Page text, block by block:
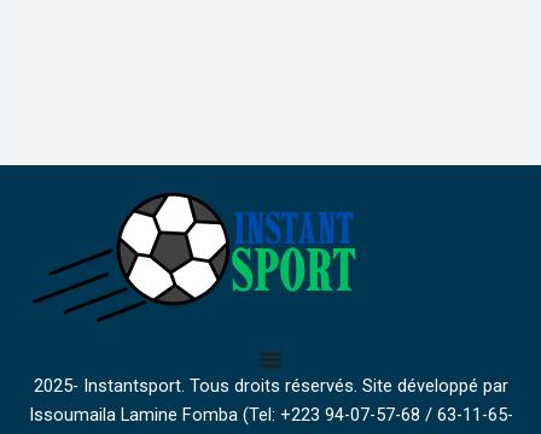
2025- Instantsport. Tous droits réservés. Site développé par
Issoumaila Lamine Fomba (Tel: +223 94-07-57-68 / 63-11-65-